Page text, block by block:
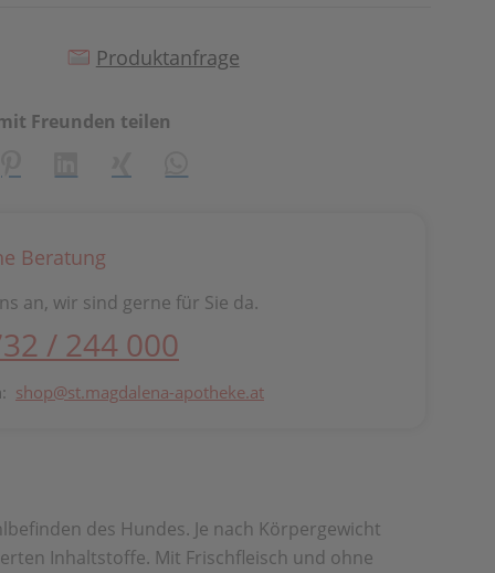
Produktanfrage
Freunden teilen
Beratung
an, wir sind gerne für Sie da.
/ 244 000
shop@st.magdalena-apotheke.at
des Hundes. Je nach Körpergewicht
Inhaltstoffe. Mit Frischfleisch und ohne